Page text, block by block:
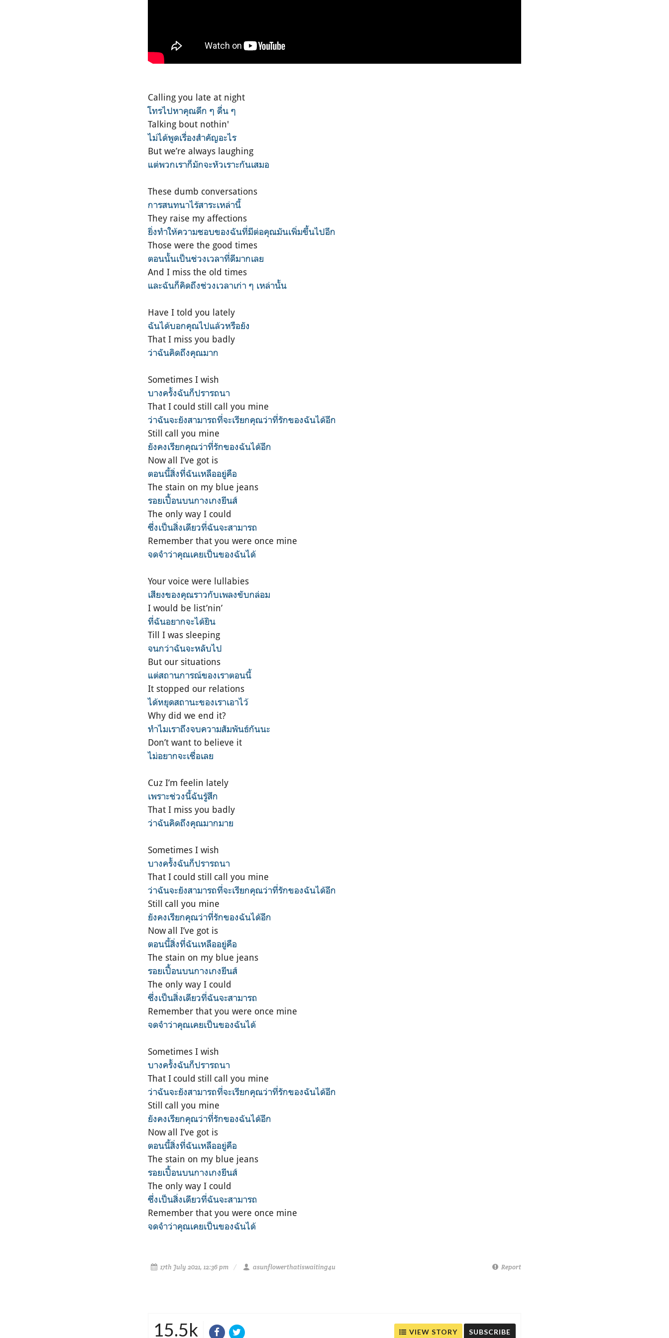
Calling you late at night
โทรไปหาคุณดึก ๆ ดื่น ๆ
Talking bout nothin'
ไม่ได้พูดเรื่องสำคัญอะไร
But we’re always laughing
แต่พวกเราก็มักจะหัวเราะกันเสมอ
These dumb conversations
การสนทนาไร้สาระเหล่านี้
They raise my affections
ยิ่งทำให้ความชอบของฉันที่มีต่อคุณมันเพิ่มขึ้นไปอีก
Those were the good times
ตอนนั้นเป็นช่วงเวลาที่ดีมากเลย
And I miss the old times
และฉันก็คิดถึงช่วงเวลาเก่า ๆ เหล่านั้น
Have I told you lately
ฉันได้บอกคุณไปแล้วหรือยัง
That I miss you badly
ว่าฉันคิดถึงคุณมาก
Sometimes I wish
บางครั้งฉันก็ปรารถนา
That I could still call you mine
ว่าฉันจะยังสามารถที่จะเรียกคุณว่าที่รักของฉันได้อีก
Still call you mine
ยังคงเรียกคุณว่าที่รักของฉันได้อีก
Now all I’ve got is
ตอนนี้สิ่งที่ฉันเหลืออยู่คือ
The stain on my blue jeans
รอยเปื้อนบนกางเกงยีนส์
The only way I could
ซึ่งเป็นสิ่งเดียวที่ฉันจะสามารถ
Remember that you were once mine
จดจำว่าคุณเคยเป็นของฉันได้
Your voice were lullabies
เสียงของคุณราวกับเพลงขับกล่อม
I would be list’nin’
ที่ฉันอยากจะได้ยิน
Till I was sleeping
จนกว่าฉันจะหลับไป
But our situations
แต่สถานการณ์ของเราตอนนี้
It stopped our relations
ได้หยุดสถานะของเราเอาไว้
Why did we end it?
ทำไมเราถึงจบความสัมพันธ์กันนะ
Don’t want to believe it
ไม่อยากจะเชื่อเลย
Cuz I’m feelin lately
เพราะช่วงนี้ฉันรู้สึก
That I miss you badly
ว่าฉันคิดถึงคุณมากมาย
Sometimes I wish
บางครั้งฉันก็ปรารถนา
That I could still call you mine
ว่าฉันจะยังสามารถที่จะเรียกคุณว่าที่รักของฉันได้อีก
Still call you mine
ยังคงเรียกคุณว่าที่รักของฉันได้อีก
Now all I’ve got is
ตอนนี้สิ่งที่ฉันเหลืออยู่คือ
The stain on my blue jeans
รอยเปื้อนบนกางเกงยีนส์
The only way I could
ซึ่งเป็นสิ่งเดียวที่ฉันจะสามารถ
Remember that you were once mine
จดจำว่าคุณเคยเป็นของฉันได้
Sometimes I wish
บางครั้งฉันก็ปรารถนา
That I could still call you mine
ว่าฉันจะยังสามารถที่จะเรียกคุณว่าที่รักของฉันได้อีก
Still call you mine
ยังคงเรียกคุณว่าที่รักของฉันได้อีก
Now all I’ve got is
ตอนนี้สิ่งที่ฉันเหลืออยู่คือ
The stain on my blue jeans
รอยเปื้อนบนกางเกงยีนส์
The only way I could
ซึ่งเป็นสิ่งเดียวที่ฉันจะสามารถ
Remember that you were once mine
จดจำว่าคุณเคยเป็นของฉันได้
17th July 2021, 12:36 pm asunflowerthatiswaiting4u Report
15.5k VIEW STORY SUBSCRIBE